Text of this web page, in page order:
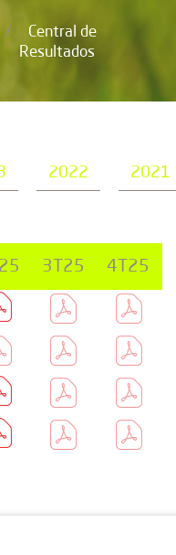
/
Central de
Resultados
2022 2021
3T25 4T25